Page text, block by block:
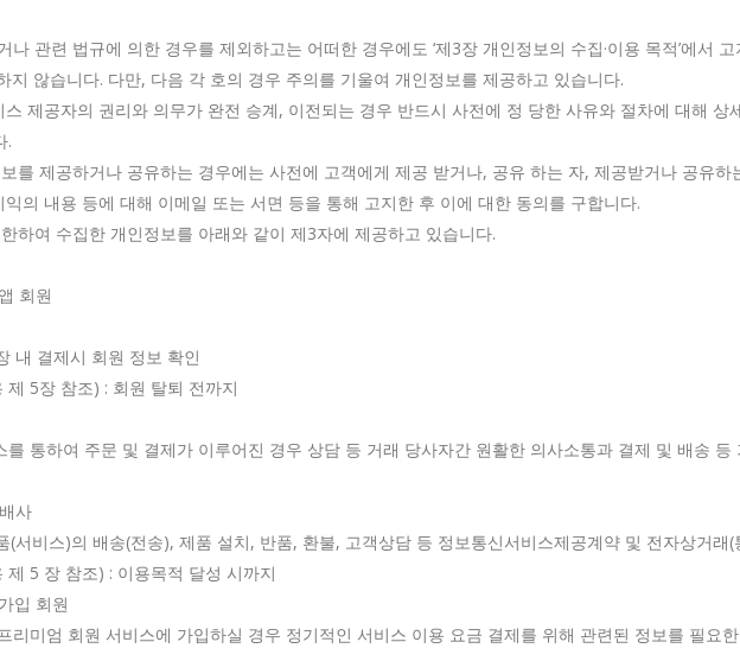
나 관련 법규에 의한 경우를 제외하고는 어떠한 경우에도 ‘제3장 개인정보의 수집·이용 목적’에서
지 않습니다. 다만, 다음 각 호의 경우 주의를 기울여 개인정보를 제공하고 있습니다.
제공자의 권리와 의무가 완전 승계, 이전되는 경우 반드시 사전에 정 당한 사유와 절차에 대해
.
를 제공하거나 공유하는 경우에는 사전에 고객에게 제공 받거나, 공유 하는 자, 제공받거나 공유
의 내용 등에 대해 이메일 또는 서면 등을 통해 고지한 후 이에 대한 동의를 구합니다.
하여 수집한 개인정보를 아래와 같이 제3자에 제공하고 있습니다.
회원
내 결제시 회원 정보 확인
제 5장 참조) : 회원 탈퇴 전까지
를 통하여 주문 및 결제가 이루어진 경우 상담 등 거래 당사자간 원활한 의사소통과 결제 및 배송
사
(서비스)의 배송(전송), 제품 설치, 반품, 환불, 고객상담 등 정보통신서비스제공계약 및 전자상거
제 5 장 참조) : 이용목적 달성 시까지
입 회원
리미엄 회원 서비스에 가입하실 경우 정기적인 서비스 이용 요금 결제를 위해 관련된 정보를 필요